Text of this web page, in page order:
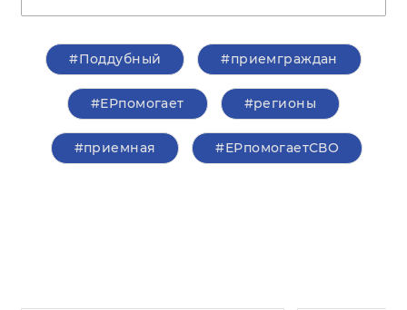
#Поддубный #приемграждан
#ЕРпомогает #регионы
#приемная #ЕРпомогаетСВО